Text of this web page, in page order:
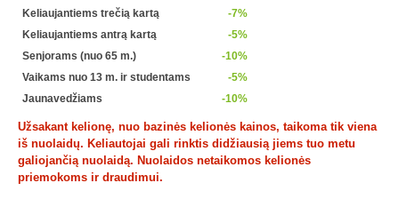
Keliaujantiems trečią kartą
-7%
Keliaujantiems antrą kartą
-5%
Senjorams (nuo 65 m.)
-10%
Vaikams nuo 13 m. ir studentams
-5%
Jaunavedžiams
-10%
Užsakant kelionę, nuo bazinės kelionės kainos, taikoma tik viena
iš nuolaidų. Keliautojai gali rinktis didžiausią jiems tuo metu
galiojančią nuolaidą. Nuolaidos netaikomos kelionės
priemokoms ir draudimui.